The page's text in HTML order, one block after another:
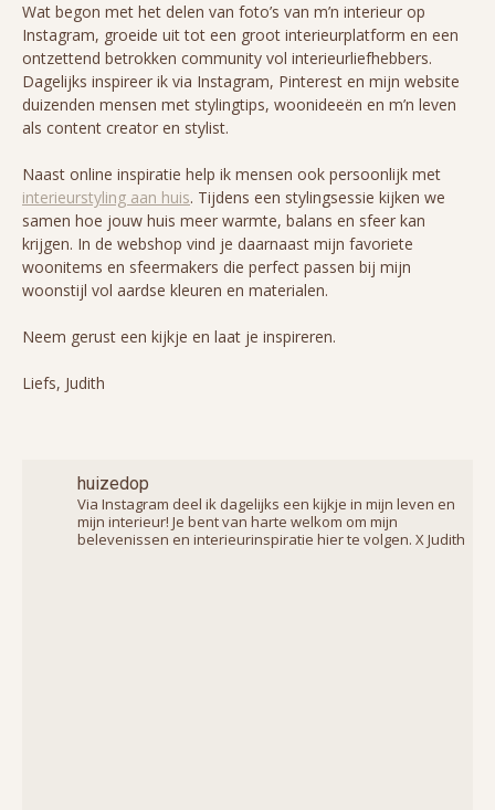
Wat begon met het delen van foto’s van m’n interieur op
Instagram, groeide uit tot een groot interieurplatform en een
ontzettend betrokken community vol interieurliefhebbers.
Dagelijks inspireer ik via Instagram, Pinterest en mijn website
duizenden mensen met stylingtips, woonideeën en m’n leven
als content creator en stylist.
Naast online inspiratie help ik mensen ook persoonlijk met
interieurstyling aan huis. Tijdens een stylingsessie kijken we
samen hoe jouw huis meer warmte, balans en sfeer kan
krijgen. In de webshop vind je daarnaast mijn favoriete
woonitems en sfeermakers die perfect passen bij mijn
woonstijl vol aardse kleuren en materialen.
Neem gerust een kijkje en laat je inspireren.
Liefs, Judith
huizedop
Via Instagram deel ik dagelijks een kijkje in mijn leven en
mijn interieur! Je bent van harte welkom om mijn
belevenissen en interieurinspiratie hier te volgen. X Judith